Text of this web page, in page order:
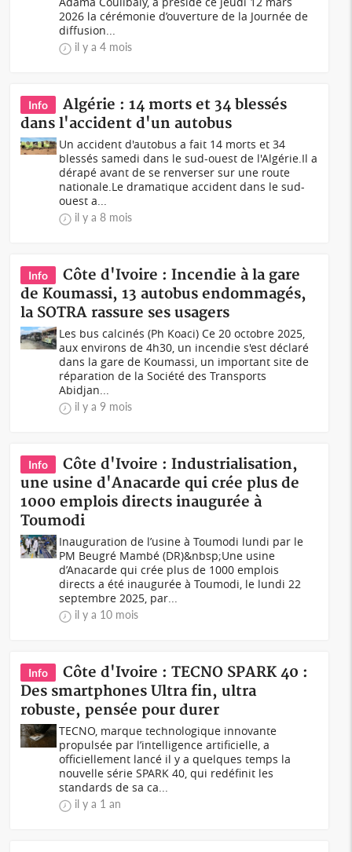
2026 la cérémonie d’ouverture de la Journée de
diffusion...
il y a 4 mois
Info
Algérie : 14 morts et 34 blessés
dans l'accident d'un autobus
Un accident d'autobus a fait 14 morts et 34
blessés samedi dans le sud-ouest de l'Algérie.Il a
dérapé avant de se renverser sur une route
nationale.Le dramatique accident dans le sud-
ouest a...
il y a 8 mois
Info
Côte d'Ivoire : Incendie à la gare
de Koumassi, 13 autobus endommagés,
la SOTRA rassure ses usagers
Les bus calcinés (Ph Koaci) Ce 20 octobre 2025,
aux environs de 4h30, un incendie s'est déclaré
dans la gare de Koumassi, un important site de
réparation de la Société des Transports
Abidjan...
il y a 9 mois
Info
Côte d'Ivoire : Industrialisation,
une usine d'Anacarde qui crée plus de
1000 emplois directs inaugurée à
Toumodi
Inauguration de l’usine à Toumodi lundi par le
PM Beugré Mambé (DR)&nbsp;Une usine
d’Anacarde qui crée plus de 1000 emplois
directs a été inaugurée à Toumodi, le lundi 22
septembre 2025, par...
il y a 10 mois
Info
Côte d'Ivoire : TECNO SPARK 40 :
Des smartphones Ultra fin, ultra
robuste, pensée pour durer
TECNO, marque technologique innovante
propulsée par l’intelligence artificielle, a
officiellement lancé il y a quelques temps la
nouvelle série SPARK 40, qui redéfinit les
standards de sa ca...
il y a 1 an